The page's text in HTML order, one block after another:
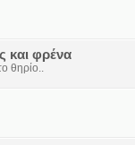
και φρένα
θηρίο..